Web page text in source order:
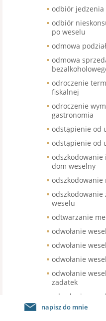
odbiór jedzenia
odbiór
po weselu
odmowa
odmowa
odroczenie
fiskalnej
odroczenie
gastronomia
odstąpienie od
odstąpienie od
odszkodowanie
dom weselny
odszkodowanie
weselu
odtwarzanie
odwołanie
odwołanie
odwołanie
odwołanie
zadatek
odwołanie
oglądanie
napisz do mnie